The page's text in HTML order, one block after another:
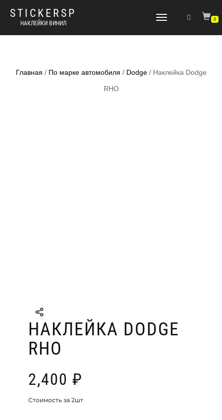
STICKERSP
НАКЛЕЙКИ ВИНИЛ
Переключить
0
Главная / По марке автомобиля / Dodge/ Наклейка Dodge
RHO
НАКЛЕЙКА DODGE
RHO
2,400 ₽
Стоимость за 2шт